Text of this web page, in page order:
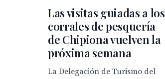
Las visitas guiadas a los
corrales de pesquería
de Chipiona vuelven la
próxima semana
La Delegación de Turismo del